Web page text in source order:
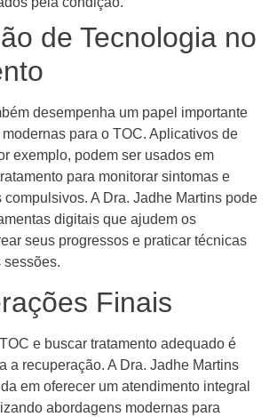
de Tecnologia no
desempenha um papel importante
para o TOC. Aplicativos de
exemplo, podem ser usados em
para monitorar sintomas e
compulsivos. A Dra. Jadhe Martins pode
digitais que ajudem os
seus progressos e praticar técnicas
sessões.
Finais
e buscar tratamento adequado é
a recuperação. A Dra. Jadhe Martins
em oferecer um atendimento integral
abordagens modernas para